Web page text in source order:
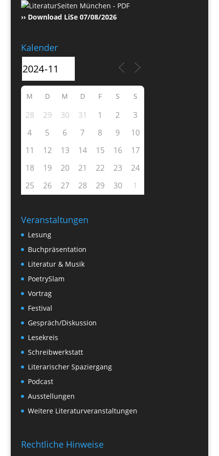
›› Download LiSe 07/08/2026
Kalender
M D M D F S S
28 29 30 31 1 2
3
4
5 6 7 8 9
10
11
12 13 14 15 16
17
18
19 20 21 22 23
24
25
26 27 28 29 30 1
Veranstaltungen
Lesung
Buchpräsentation
Literatur & Musik
PoetrySlam
Vortrag
Festival
Gespräch/Diskussion
Lesekreis
Schreibwerkstatt
Literarischer Spaziergang
Podcast
Ausstellungen
Weitere Literaturveranstaltungen
Rechtliche Hinweise